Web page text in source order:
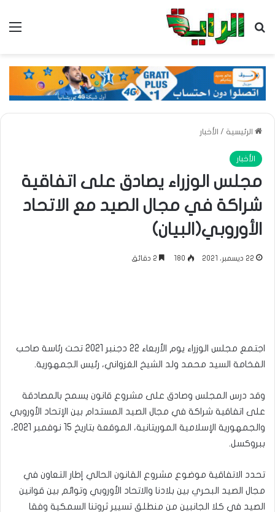
بحث عن
الرئيسية / الأخبار
الأخبار
مجلس الوزراء يصادق على اتفاقية
شراكة في مجال الصيد مع الاتحاد
الأوروبي(البيان)
22 ديسمبر، 2021 180
اجتمع مجلس الوزراء يوم الأربعاء 22 دجنبر 2021 تحت رئاسة صاحب
الفخامة السيد محمد ولد الشيخ الغزواني، رئيس الجمهورية.
وقد درس المجلس وصادق على مشروع قانون يسمح بالمصادقة
على اتفاقية شراكة في مجال الصيد المستدام بين الإتحاد الأوروبي
والجمهورية الإسلامية الموريتانية، الموقعة بتاريخ 15 نوفمبر 2021،
ببروكسل.
تحدد الاتفاقية موضوع مشروع القانون الحالي إطار التعاون في
مجال الصيد البحري بين بلادنا والاتحاد الأوروبي وتوائم بين قوانين
الصيد في كلا الجانبين من منطلق تسيير ثروتنا السمكية وفقا